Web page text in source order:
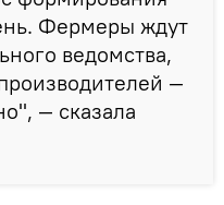
Фермеры ждут
ведомства,
—
— сказала